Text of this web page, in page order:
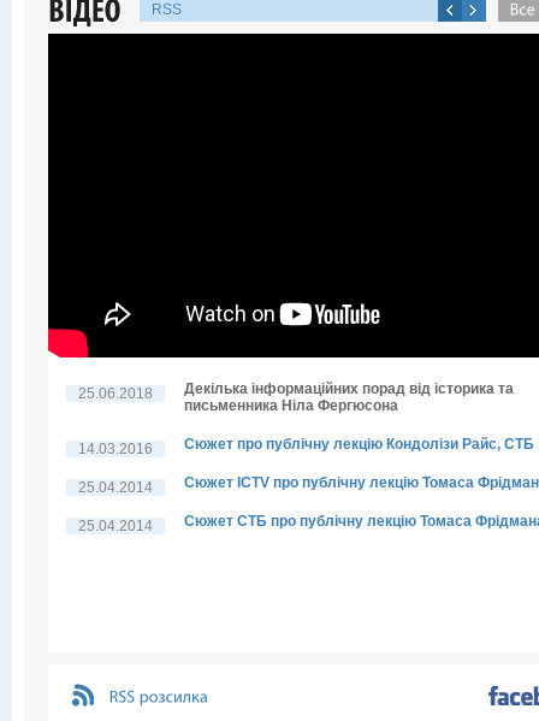
RSS
25.06.2018
Декілька інформаційних порад від історика та
письменника Ніла Фергюсона
14.03.2016 Сюжет про публічну лекцію Кондолізи Райс, СТБ
25.04.2014 Сюжет ICTV про публічну лекцію Томаса
25.04.2014 Сюжет СТБ про публічну лекцію Томаса